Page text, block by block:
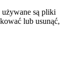
używane są pliki
lub usunąć,